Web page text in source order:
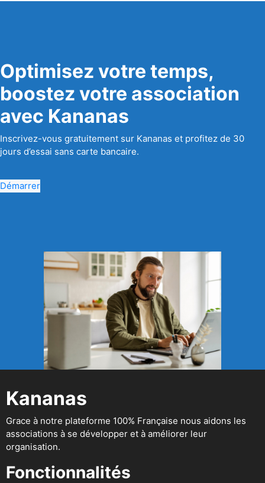
Optimisez votre temps,
boostez votre association
avec Kananas
Inscrivez-vous gratuitement sur Kananas et profitez de 30
jours d’essai sans carte bancaire.
Démarrer
Kananas
Grace à notre plateforme 100% Française nous aidons les
associations à se développer et à améliorer leur
organisation.
Fonctionnalités